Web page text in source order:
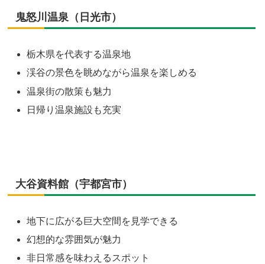
鬼怒川温泉（日光市）
栃木県を代表する温泉地
渓谷の景色を眺めながら温泉を楽しめる
温泉街の散策も魅力
日帰り温泉施設も充実
大谷資料館（宇都宮市）
地下に広がる巨大空間を見学できる
幻想的な雰囲気が魅力
非日常感を味わえるスポット